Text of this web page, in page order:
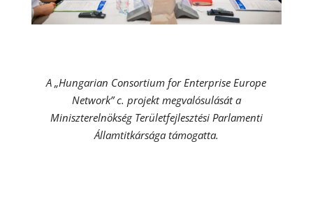
A „Hungarian Consortium for Enterprise Europe
Network” c. projekt megvalósulását a
Miniszterelnökség Területfejlesztési Parlamenti
Államtitkársága támogatta.